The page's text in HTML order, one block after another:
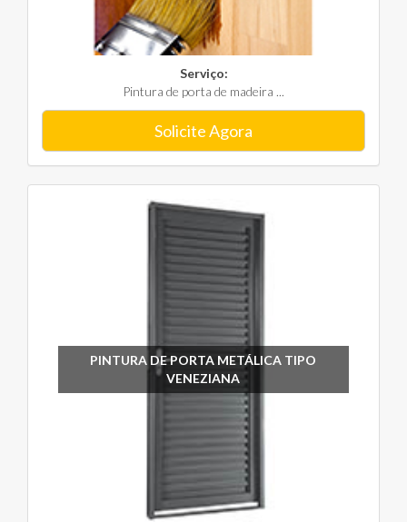
Serviço:
Pintura de porta de madeira ...
Solicite Agora
PINTURA DE PORTA METÁLICA TIPO
VENEZIANA